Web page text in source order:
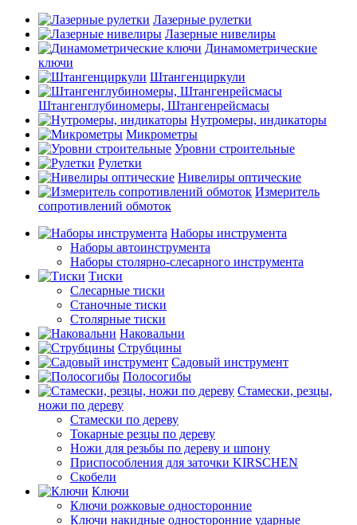
Лазерные рулетки
Лазерные нивелиры
Динамометрические
ключи
Штангенциркули
Штангенглубиномеры, Штангенрейсмасы
Нутромеры, индикаторы
Микрометры
Уровни строительные
Рулетки
Нивелиры оптические
Измеритель
сопротивлений обмоток
Наборы инструмента
Наборы автоинструмента
Наборы столярно-слесарного инструмента
Тиски
Слесарные тиски
Станочные тиски
Столярные тиски
Наковальни
Струбцины
Садовый инструмент
Полосогибы
Стамески, резцы,
ножи по дереву
Стамески по дереву
Токарные резцы по дереву
Ножи для резьбы по дереву и шпону
Приспособления для заточки KIRSCHEN
Скобели
Ключи
Ключи рожковые односторонние
Ключи накидные односторонние ударные